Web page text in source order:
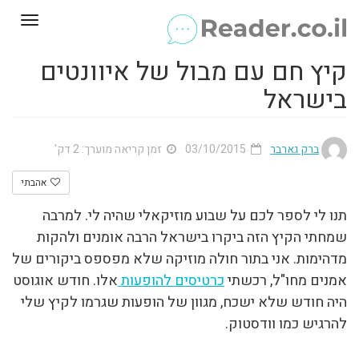
קיץ חם עם מבול של איוונטים
בישראל
ברק גארבר זמן קריאה מוערך: 2 דק'
אהבתי
תנו לי לספר לכם על שבוע מוזיקאלי שהיה לי. למרבה
שמחתי הקיץ הזה ביקרו בישראל הרבה אומנים ולהקות
מדהימות. אני בתור חולה מוזיקה שלא מפספס ביקורים של
אמנים מחו"ל, רכשתיכרטיסים להופעותאלו. חודש אוגוסט
היה חודש שלא ישכח, מגוון של הופעות שגרמו לקיץ שלי
להרגיש כמו וודסטוק.